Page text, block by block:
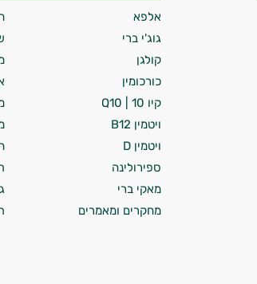
אלפא
גוג'י ברי
קולגן
כורכומין
קיו 10 | Q10
ויטמין B12
ויטמין D
ספירולינה
מאקי ברי
מחקרים ומאמרים